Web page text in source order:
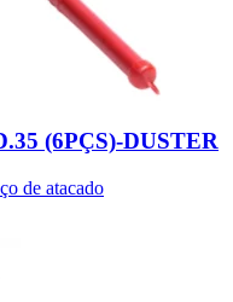
(6PÇS)-DUSTER
de atacado